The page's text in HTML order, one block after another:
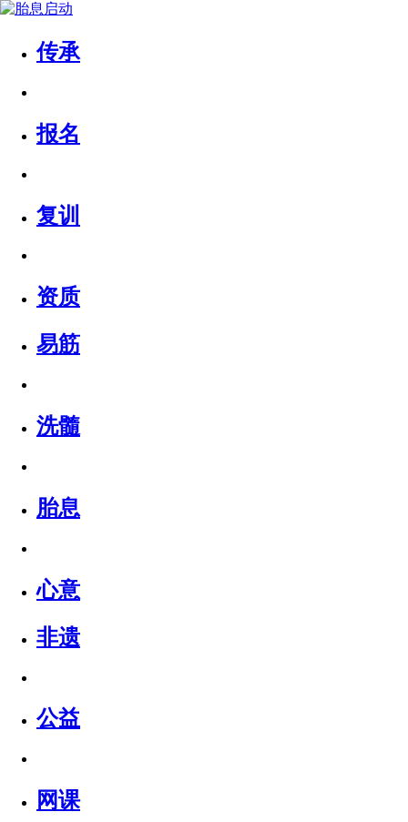
传承
报名
复训
资质
易筋
洗髓
胎息
心意
非遗
公益
网课